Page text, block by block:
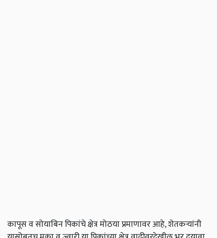
कापूस व सोयाबिन पिकांचे क्षेत्र मोठया प्रमाणावर आहे, शेतकऱ्यांनी